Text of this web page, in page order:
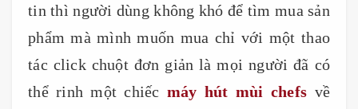
tin thì người dùng không khó để tìm mua sản
phẩm mà mình muốn mua chỉ với một thao
tác click chuột đơn giản là mọi người đã có
thể rinh một chiếc máy hút mùi chefs về